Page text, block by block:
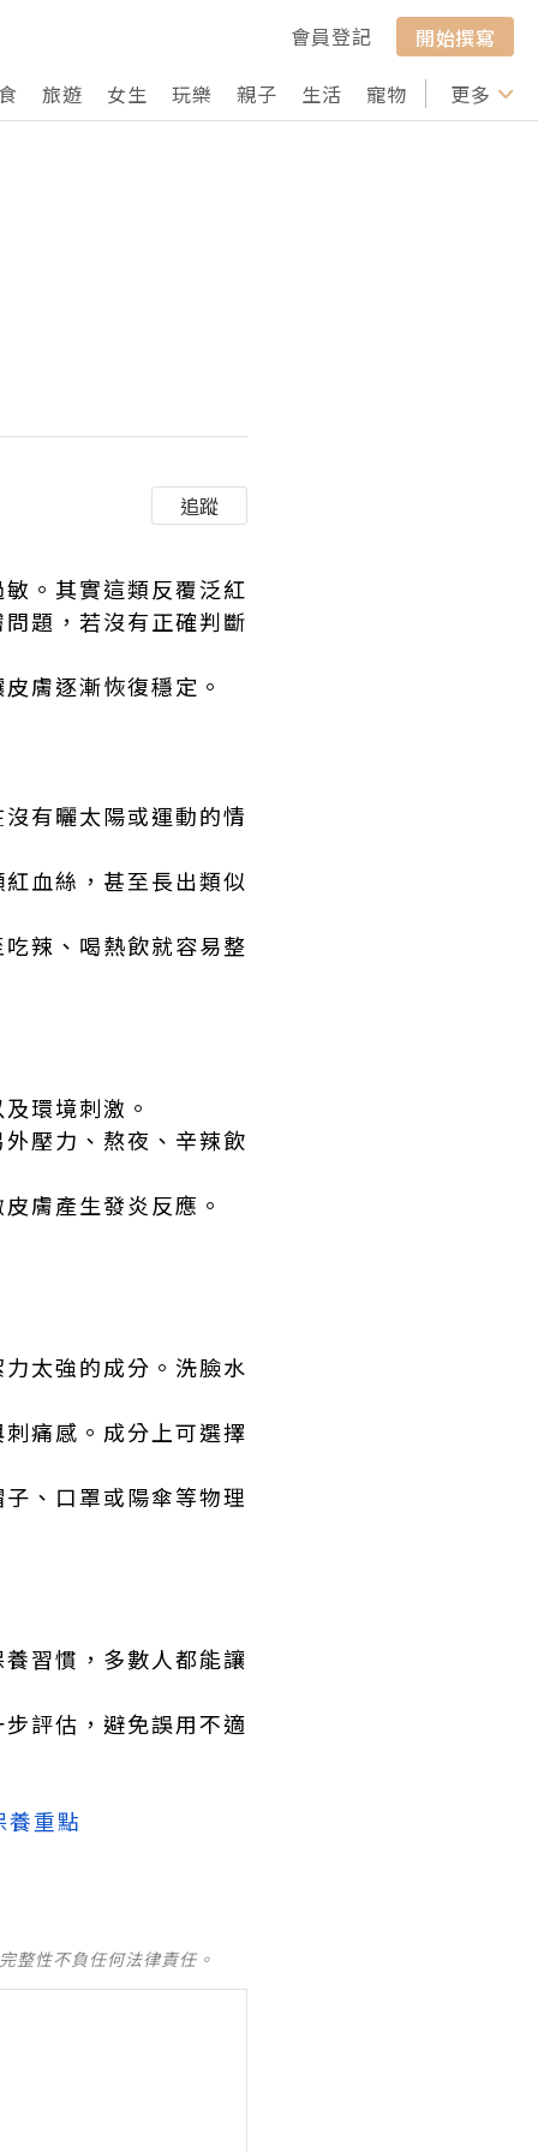
會員登記
開始撰寫
旅遊 女生 玩樂 親子 生活 寵物 行山 打卡
更多
追蹤
。其實這類反覆泛紅
題，若沒有正確判斷
膚逐漸恢復穩定。
有曬太陽或運動的情
血絲，甚至長出類似
辣、喝熱飲就容易整
環境刺激。
壓力、熬夜、辛辣飲
膚產生發炎反應。
太強的成分。洗臉水
痛感。成分上可選擇
、口罩或陽傘等物理
習慣，多數人都能讓
評估，避免誤用不適
重點
整性不負任何法律責任。